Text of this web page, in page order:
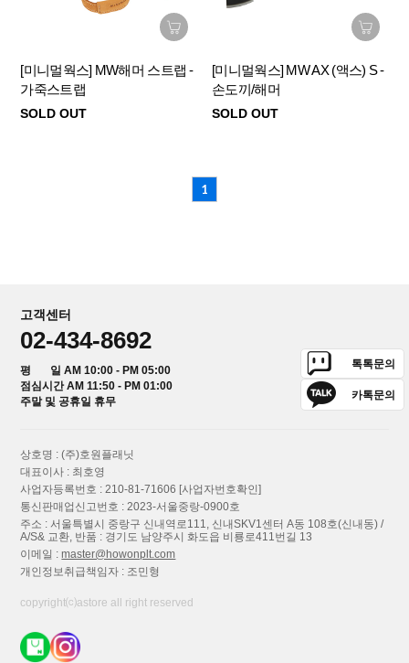
[미니멀웍스] MW해머 스트랩 -
가죽스트랩
SOLD OUT
[미니멀웍스] MW AX (액스) S -
손도끼/해머
SOLD OUT
1
고객센터
02-434-8692
평 일 AM 10:00 - PM 05:00
점심시간 AM 11:50 - PM 01:00
주말 및 공휴일 휴무
톡톡문의
카톡문의
상호명 : (주)호원플래닛
대표이사 : 최호영
사업자등록번호 : 210-81-71606 [사업자번호확인]
통신판매업신고번호 : 2023-서울중랑-0900호
주소 : 서울특별시 중랑구 신내역로111, 신내SKV1센터 A동 108호(신내동) /
A/S& 교환, 반품 : 경기도 남양주시 화도읍 비룡로411번길 13
이메일 :master@howonplt.com
개인정보취급책임자 : 조민형
copyright⒞astore all right reserved